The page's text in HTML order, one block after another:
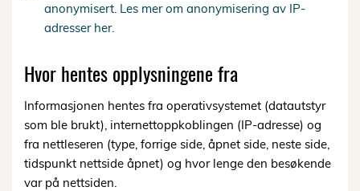
anonymisert. Les mer om anonymisering av IP-
adresser her.
Hvor hentes opplysningene fra
Informasjonen hentes fra operativsystemet (datautstyr
som ble brukt), internettoppkoblingen (IP-adresse) og
fra nettleseren (type, forrige side, åpnet side, neste side,
tidspunkt nettside åpnet) og hvor lenge den besøkende
var på nettsiden.